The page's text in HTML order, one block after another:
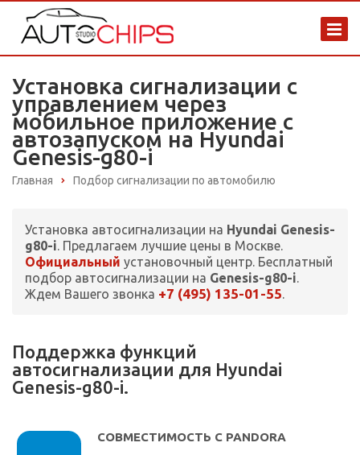
Установка сигнализации с
управлением через
мобильное приложение с
автозапуском на Hyundai
Genesis-g80-i
Главная Подбор сигнализации по автомобилю
Установка автосигнализации на Hyundai Genesis-
g80-i. Предлагаем лучшие цены в Москве.
Официальный установочный центр. Бесплатный
подбор автосигнализации на Genesis-g80-i.
Ждем Вашего звонка +7 (495) 135-01-55.
Поддержка функций
автосигнализации для Hyundai
Genesis-g80-i.
СОВМЕСТИМОСТЬ С PANDORA